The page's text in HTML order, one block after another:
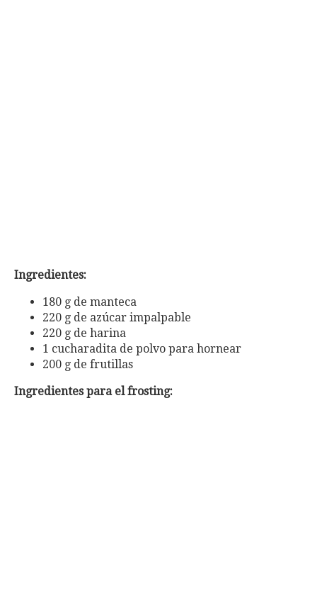
Ingredientes:
180 g de manteca
220 g de azúcar impalpable
220 g de harina
1 cucharadita de polvo para hornear
200 g de frutillas
Ingredientes para el frosting: